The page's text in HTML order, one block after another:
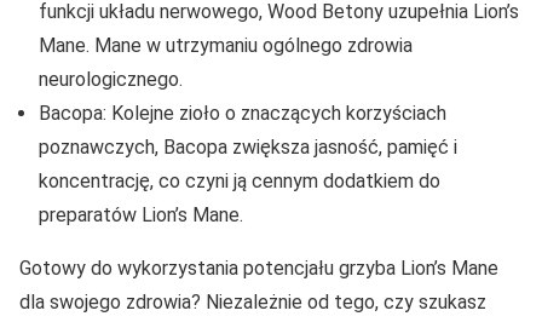
funkcji układu nerwowego, Wood Betony uzupełnia Lion’s
Mane. Mane w utrzymaniu ogólnego zdrowia
neurologicznego.
Bacopa: Kolejne zioło o znaczących korzyściach
poznawczych, Bacopa zwiększa jasność, pamięć i
koncentrację, co czyni ją cennym dodatkiem do
preparatów Lion’s Mane.
Gotowy do wykorzystania potencjału grzyba Lion’s Mane
dla swojego zdrowia? Niezależnie od tego, czy szukasz